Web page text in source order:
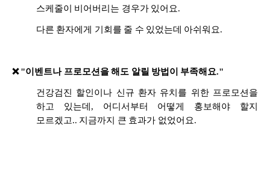
스케줄이 비어버리는 경우가 있어요.
다른 환자에게 기회를 줄 수 있었는데 아쉬워요.
❌ "이벤트나 프로모션을 해도 알릴 방법이 부족해요."
건강검진 할인이나 신규 환자 유치를 위한 프로모션을
하고 있는데, 어디서부터 어떻게 홍보해야 할지
모르겠고.. 지금까지 큰 효과가 없었어요.